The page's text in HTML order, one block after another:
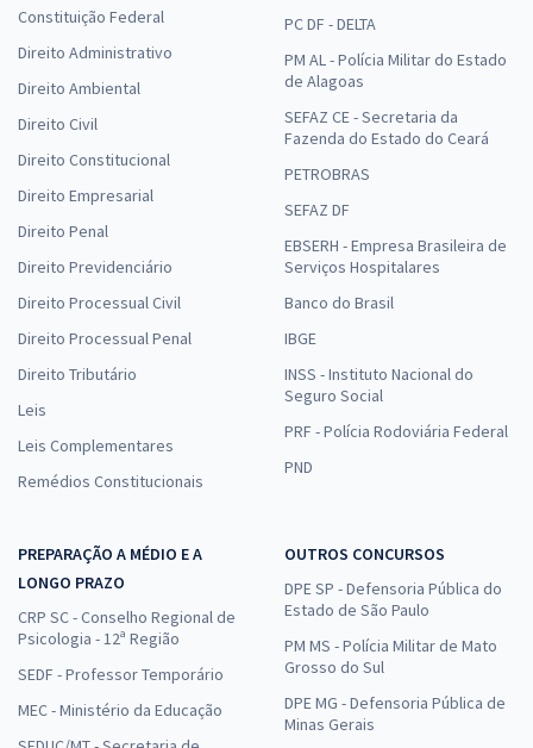
Constituição Federal
Direito Administrativo
Direito Ambiental
Direito Civil
Direito Constitucional
Direito Empresarial
Direito Penal
Direito Previdenciário
Direito Processual Civil
Direito Processual Penal
Direito Tributário
Leis
Leis Complementares
Remédios Constitucionais
PC DF - DELTA
PM AL - Polícia Militar do Estado
de Alagoas
SEFAZ CE - Secretaria da
Fazenda do Estado do Ceará
PETROBRAS
SEFAZ DF
EBSERH - Empresa Brasileira de
Serviços Hospitalares
Banco do Brasil
IBGE
INSS - Instituto Nacional do
Seguro Social
PRF - Polícia Rodoviária Federal
PND
PREPARAÇÃO A MÉDIO E A
LONGO PRAZO
CRP SC - Conselho Regional de
Psicologia - 12ª Região
SEDF - Professor Temporário
MEC - Ministério da Educação
OUTROS CONCURSOS
DPE SP - Defensoria Pública do
Estado de São Paulo
PM MS - Polícia Militar de Mato
Grosso do Sul
DPE MG - Defensoria Pública de
Minas Gerais